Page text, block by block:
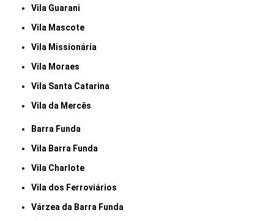
Vila Guarani
Vila Mascote
Vila Missionária
Vila Moraes
Vila Santa Catarina
Vila da Mercês
Barra Funda
Vila Barra Funda
Vila Charlote
Vila dos Ferroviários
Várzea da Barra Funda